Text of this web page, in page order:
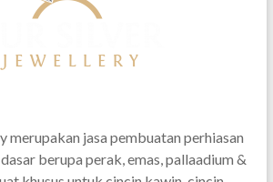
merupakan jasa pembuatan perhiasan
berupa perak, emas, pallaadium &